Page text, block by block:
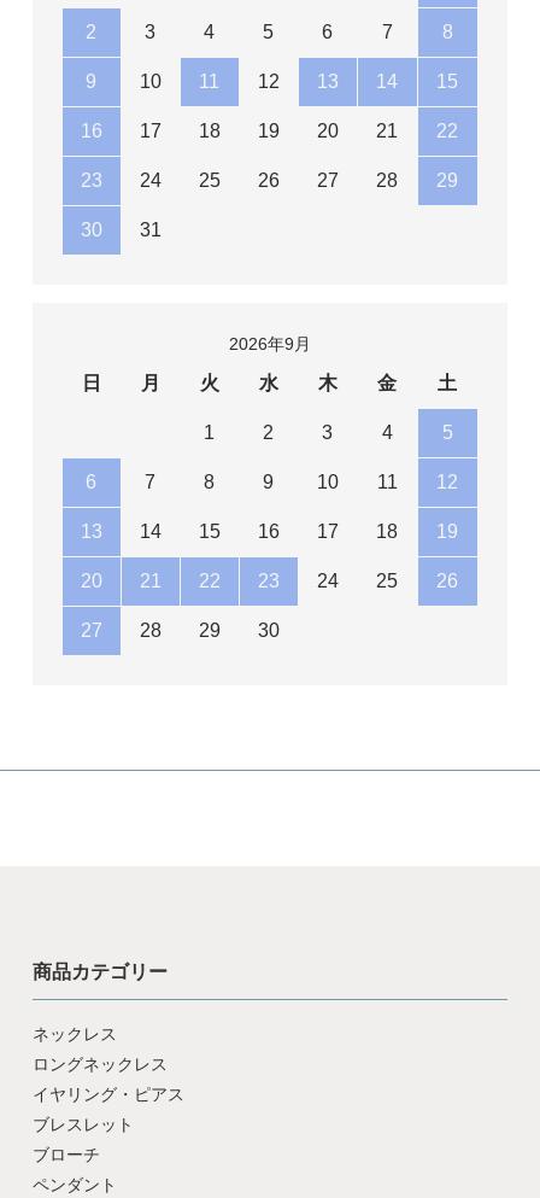
2 3 4 5 6 7 8
9 10 11 12 13 14 15
16 17 18 19 20 21 22
23 24 25 26 27 28 29
30 31
2026年9月
日 月 火 水 木 金 土
1 2 3 4 5
6 7 8 9 10 11 12
13 14 15 16 17 18 19
20 21 22 23 24 25 26
27 28 29 30
商品カテゴリー
ネックレス
ロングネックレス
イヤリング・ピアス
ブレスレット
ブローチ
ペンダント